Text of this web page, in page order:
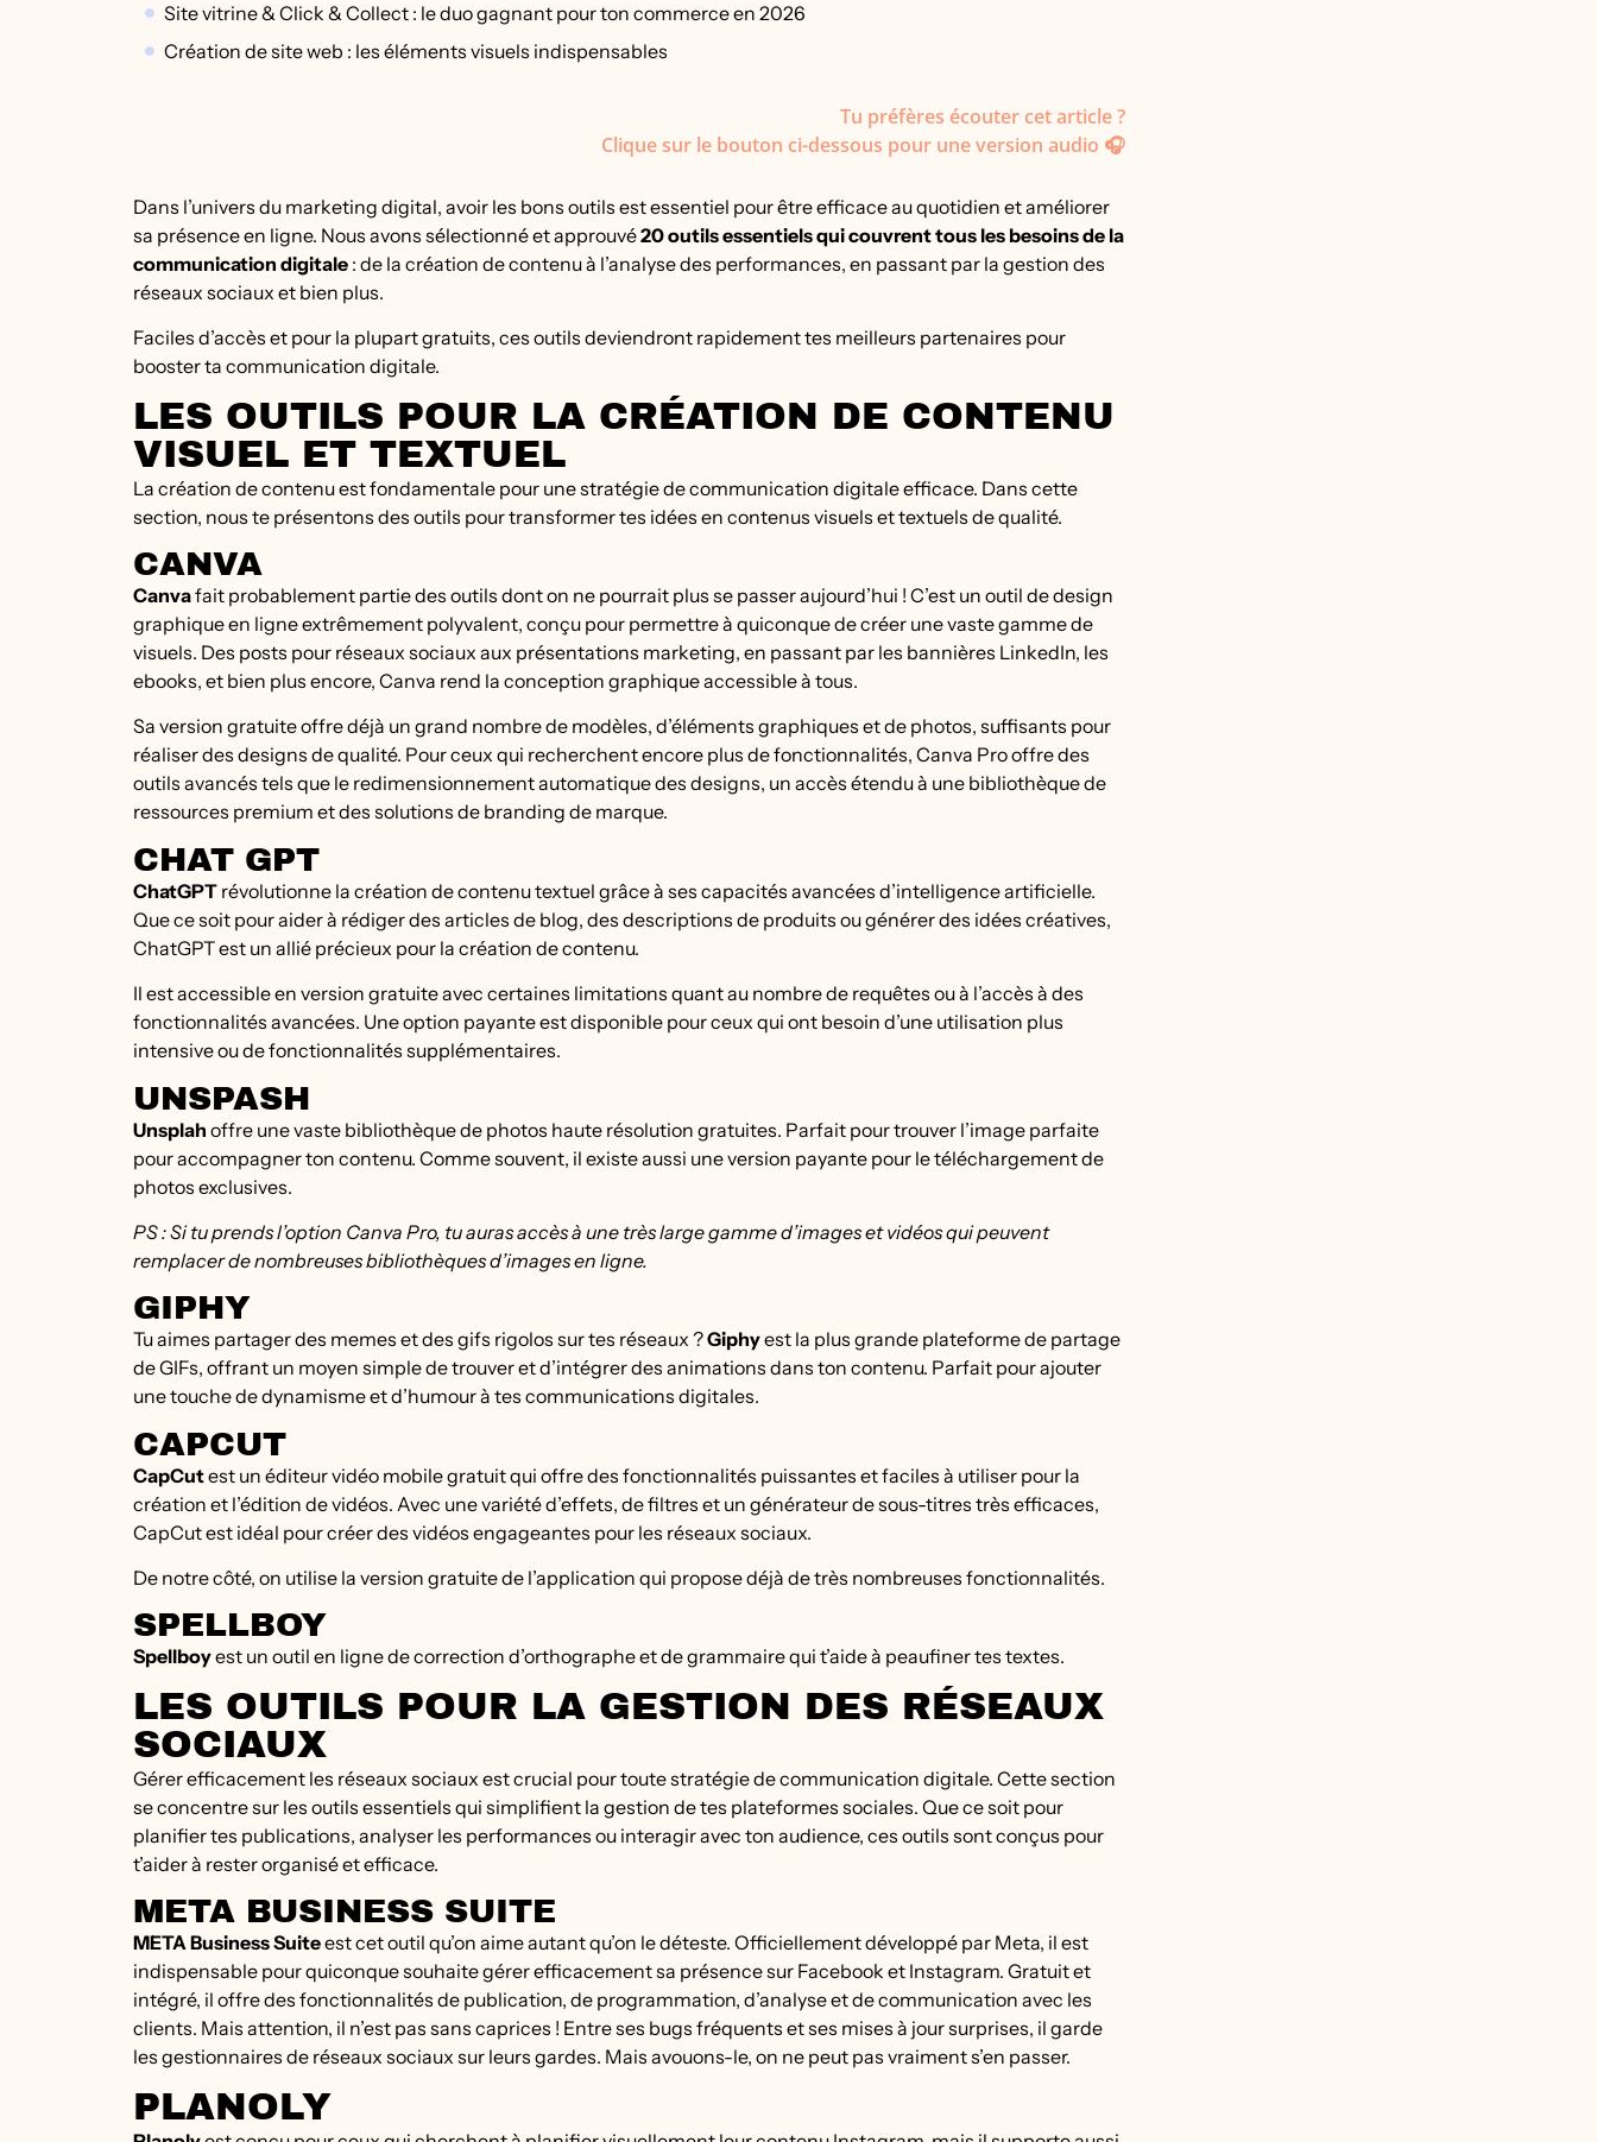
Site vitrine & Click & Collect : le duo gagnant pour ton commerce en 2026
Création de site web : les éléments visuels indispensables
Tu préfères écouter cet article ?
Clique sur le bouton ci-dessous pour une version audio 🎧
Dans l’univers du marketing digital, avoir les bons outils est essentiel pour être efficace au quotidien et améliorer
sa présence en ligne. Nous avons sélectionné et approuvé20 outils essentiels qui couvrent tous les besoins de la
communication digitale : de la création de contenu à l’analyse des performances, en passant par la gestion des
réseaux sociaux et bien plus.
Faciles d’accès et pour la plupart gratuits, ces outils deviendront rapidement tes meilleurs partenaires pour
booster ta communication digitale.
LES OUTILS POUR LA CRÉATION DE CONTENU
VISUEL ET TEXTUEL
La création de contenu est fondamentale pour une stratégie de communication digitale efficace. Dans cette
section, nous te présentons des outils pour transformer tes idées en contenus visuels et textuels de qualité.
CANVA
Canvafait probablement partie des outils dont on ne pourrait plus se passer aujourd’hui ! C’est un outil de design
graphique en ligne extrêmement polyvalent, conçu pour permettre à quiconque de créer une vaste gamme de
visuels. Des posts pour réseaux sociaux aux présentations marketing, en passant par les bannières LinkedIn, les
ebooks, et bien plus encore, Canva rend la conception graphique accessible à tous.
Sa version gratuite offre déjà un grand nombre de modèles, d’éléments graphiques et de photos, suffisants pour
réaliser des designs de qualité. Pour ceux qui recherchent encore plus de fonctionnalités, Canva Pro offre des
outils avancés tels que le redimensionnement automatique des designs, un accès étendu à une bibliothèque de
ressources premium et des solutions de branding de marque.
CHAT GPT
ChatGPT révolutionne la création de contenu textuel grâce à ses capacités avancées d’intelligence artificielle.
Que ce soit pour aider à rédiger des articles de blog, des descriptions de produits ou générer des idées créatives,
ChatGPT est un allié précieux pour la création de contenu.
Il est accessible en version gratuite avec certaines limitations quant au nombre de requêtes ou à l’accès à des
fonctionnalités avancées. Une option payante est disponible pour ceux qui ont besoin d’une utilisation plus
intensive ou de fonctionnalités supplémentaires.
UNSPASH
Unsplah offre une vaste bibliothèque de photos haute résolution gratuites. Parfait pour trouver l’image parfaite
pour accompagner ton contenu. Comme souvent, il existe aussi une version payante pour le téléchargement de
photos exclusives.
PS : Si tu prends l’option Canva Pro, tu auras accès à une très large gamme d’images et vidéos qui peuvent
remplacer de nombreuses bibliothèques d’images en ligne.
GIPHY
Tu aimes partager des memes et des gifs rigolos sur tes réseaux ?Giphyest la plus grande plateforme de partage
de GIFs, offrant un moyen simple de trouver et d’intégrer des animations dans ton contenu. Parfait pour ajouter
une touche de dynamisme et d’humour à tes communications digitales.
CAPCUT
CapCutest un éditeur vidéo mobile gratuit qui offre des fonctionnalités puissantes et faciles à utiliser pour la
création et l’édition de vidéos. Avec une variété d’effets, de filtres et un générateur de sous-titres très efficaces,
CapCut est idéal pour créer des vidéos engageantes pour les réseaux sociaux.
De notre côté, on utilise la version gratuite de l’application qui propose déjà de très nombreuses fonctionnalités.
SPELLBOY
Spellboyest un outil en ligne de correction d’orthographe et de grammaire qui t’aide à peaufiner tes textes.
LES OUTILS POUR LA GESTION DES RÉSEAUX
SOCIAUX
Gérer efficacement les réseaux sociaux est crucial pour toute stratégie de communication digitale. Cette section
se concentre sur les outils essentiels qui simplifient la gestion de tes plateformes sociales. Que ce soit pour
planifier tes publications, analyser les performances ou interagir avec ton audience, ces outils sont conçus pour
t’aider à rester organisé et efficace.
META BUSINESS SUITE
META Business Suiteest cet outil qu’on aime autant qu’on le déteste. Officiellement développé par Meta, il est
indispensable pour quiconque souhaite gérer efficacement sa présence sur Facebook et Instagram. Gratuit et
intégré, il offre des fonctionnalités de publication, de programmation, d’analyse et de communication avec les
clients. Mais attention, il n’est pas sans caprices ! Entre ses bugs fréquents et ses mises à jour surprises, il garde
les gestionnaires de réseaux sociaux sur leurs gardes. Mais avouons-le, on ne peut pas vraiment s’en passer.
PLANOLY